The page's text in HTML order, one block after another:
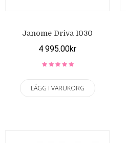
Janome Driva 1030
4 995.00kr
LÄGG I VARUKORG